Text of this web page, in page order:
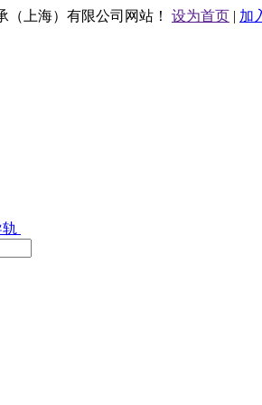
（上海）有限公司网站！ 设为首页 | 加